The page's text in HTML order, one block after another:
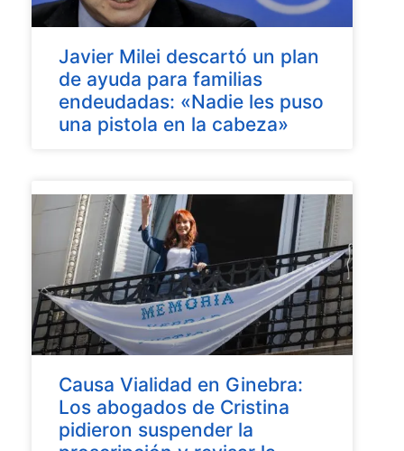
Javier Milei descartó un plan
de ayuda para familias
endeudadas: «Nadie les puso
una pistola en la cabeza»
Causa Vialidad en Ginebra:
Los abogados de Cristina
pidieron suspender la